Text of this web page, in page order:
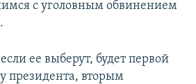
с уголовным обвинением
ее выберут, будет первой
президента, вторым